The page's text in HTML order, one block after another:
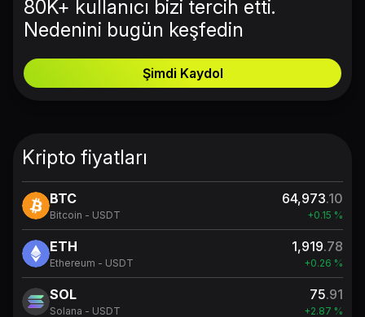
80K+ kullanıcı bizi tercih etti.
Nedenini bugün keşfedin
Şimdi Kaydol
Kripto fiyatları
BTC
Bitcoin - USDT
64,973.10
+0.15 %
ETH
Ethereum - USDT
1,919.78
+0.26 %
SOL
Solana - USDT
75.91
+2.87 %